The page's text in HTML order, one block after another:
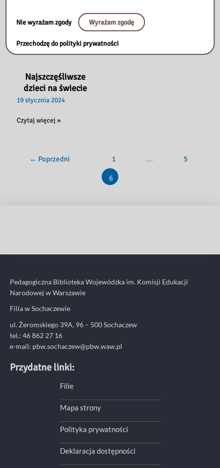
Najszczęśliwsze
dzieci na świecie
19 stycznia 2024
Najszczęśliwsze
Czytaj więcej »
← Poprzedni 1 … 5
6
Pedagogiczna Biblioteka Wojewódzka im. Komisji Edukacji
Narodowej w Warszawie
Filia w Sochaczewie
ul. Żeromskiego 39A, 96 – 500 Sochaczew
tel.: 46 862 27 16
e-mail: pbw.sochaczew@pbw.waw.pl
Przydatne linki:
Filie
Mapa strony
Polityka prywatności
Deklaracja dostępności
Nie wyrażam zgody Wyrażam zgodę
Przechodzę do polityki prywatności